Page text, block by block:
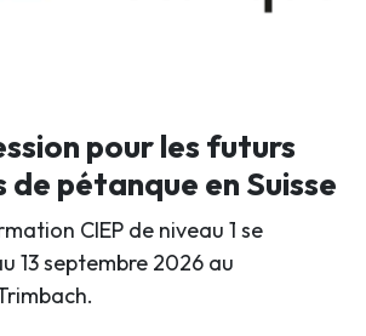
pour les futurs
pétanque en Suisse
CIEP de niveau 1 se
13 septembre 2026 au